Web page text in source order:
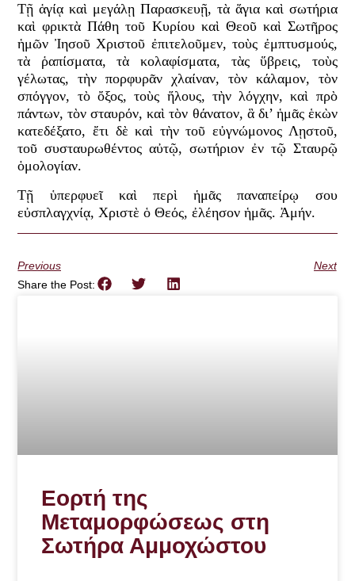
Τῇ ἁγίᾳ καὶ μεγάλῃ Παρασκευῇ, τὰ ἅγια καὶ σωτήρια
καὶ φρικτὰ Πάθη τοῦ Κυρίου καὶ Θεοῦ καὶ Σωτῆρος
ἡμῶν Ἰησοῦ Χριστοῦ ἐπιτελοῦμεν, τοὺς ἐμπτυσμούς,
τὰ ῥαπίσματα, τὰ κολαφίσματα, τὰς ὕβρεις, τοὺς
γέλωτας, τὴν πορφυρᾶν χλαίναν, τὸν κάλαμον, τὸν
σπόγγον, τὸ ὄξος, τοὺς ἥλους, τὴν λόγχην, καὶ πρὸ
πάντων, τὸν σταυρόν, καὶ τὸν θάνατον, ἃ δι’ ἡμᾶς ἑκὼν
κατεδέξατο, ἔτι δὲ καὶ τὴν τοῦ εὐγνώμονος Λῃστοῦ,
τοῦ συσταυρωθέντος αὐτῷ, σωτήριον ἐν τῷ Σταυρῷ
ὁμολογίαν.
Τῇ ὑπερφυεῖ καὶ περὶ ἡμᾶς παναπείρῳ σου
εὐσπλαγχνίᾳ, Χριστὲ ὁ Θεός, ἐλέησον ἡμᾶς. Ἀμήν.
Previous
Next
Share the Post:
Εορτή της
Μεταμορφώσεως στη
Σωτήρα Αμμοχώστου